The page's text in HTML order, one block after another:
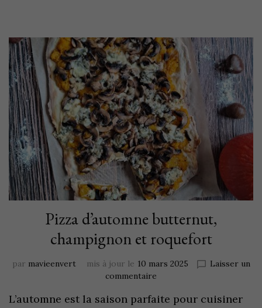
Pizza d’automne butternut,
champignon et roquefort
par mavieenvert mis à jour le 10 mars 2025
Laisser un
commentaire
L’automne est la saison parfaite pour cuisiner